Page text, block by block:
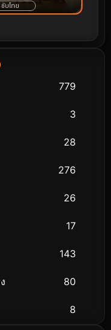
ซับไทย
779
3
28
276
26
17
143
80
8